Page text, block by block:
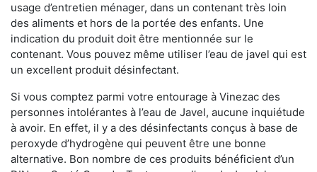
usage d’entretien ménager, dans un contenant très loin
des aliments et hors de la portée des enfants. Une
indication du produit doit être mentionnée sur le
contenant. Vous pouvez même utiliser l’eau de javel qui est
un excellent produit désinfectant.
Si vous comptez parmi votre entourage à Vinezac des
personnes intolérantes à l’eau de Javel, aucune inquiétude
à avoir. En effet, il y a des désinfectants conçus à base de
peroxyde d’hydrogène qui peuvent être une bonne
alternative. Bon nombre de ces produits bénéficient d’un